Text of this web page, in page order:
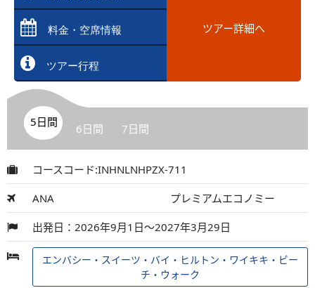
料金・空席情報
ツアー行程
ツアー詳細へ
5日間 6日間 7日間
コースコード:INHNLNHPZX-711
ANA プレミアムエコノミー
出発日：2026年9月1日～2027年3月29日
エンバシー・スイーツ・バイ・ヒルトン・ワイキキ・ビー
チ・ウォーク